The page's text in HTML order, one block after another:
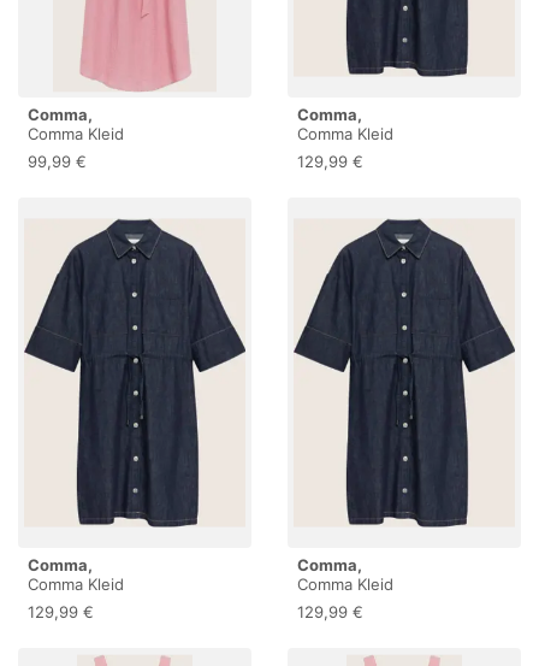
Comma,
Comma Kleid
99,99 €
Comma,
Comma Kleid
129,99 €
Comma,
Comma Kleid
129,99 €
Comma,
Comma Kleid
129,99 €